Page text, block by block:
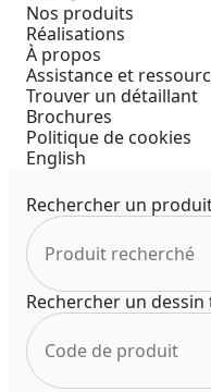
Nos produits
Réalisations
À propos
Assistance et
Trouver un détaillant
Brochures
Politique de cookies
English
Rechercher un
Rechercher un